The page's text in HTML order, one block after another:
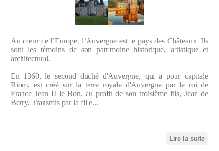
Au cœur de l’Europe, l’Auvergne est le pays des Châteaux. Ils
sont les témoins de son patrimoine historique, artistique et
architectural.
En 1360, le second duché d'Auvergne, qui a pour capitale
Riom, est créé sur la terre royale d'Auvergne par le roi de
France Jean II le Bon, au profit de son troisième fils, Jean de
Berry. Transmis par la fille...
Lire la suite